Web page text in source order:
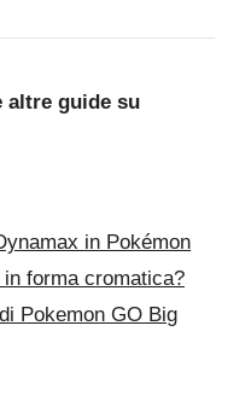
altre guide su
in Pokémon
forma cromatica?
Pokemon GO Big